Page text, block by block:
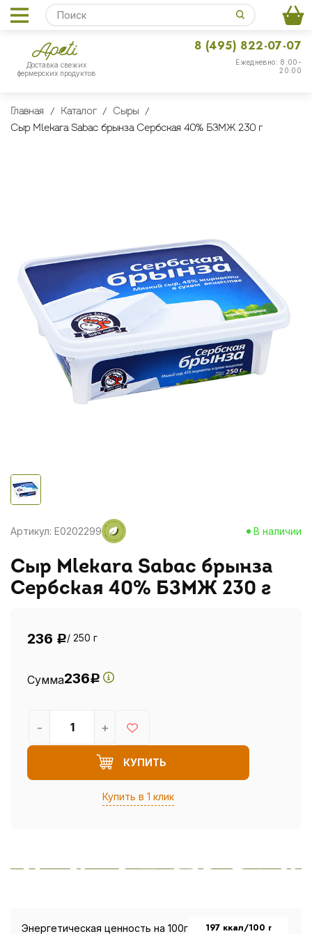
Доставка свежих
фермерских продуктов
Ежедневно: 8:00-
20:00
8 (495) 822-07-07
Главная Каталог
Сыры
Сыр Мlekara Sabac брынза Сербская 40% БЗМЖ 230 г
Артикул: E0202299 В наличии
Сыр Мlekara Sabac брынза
Сербская 40% БЗМЖ 230 г
236 Р/ 250 г
Сумма236Р
КУПИТЬ
Купить в 1 клик
- +
Энергетическая ценность на 100г 197 ккал/100 г